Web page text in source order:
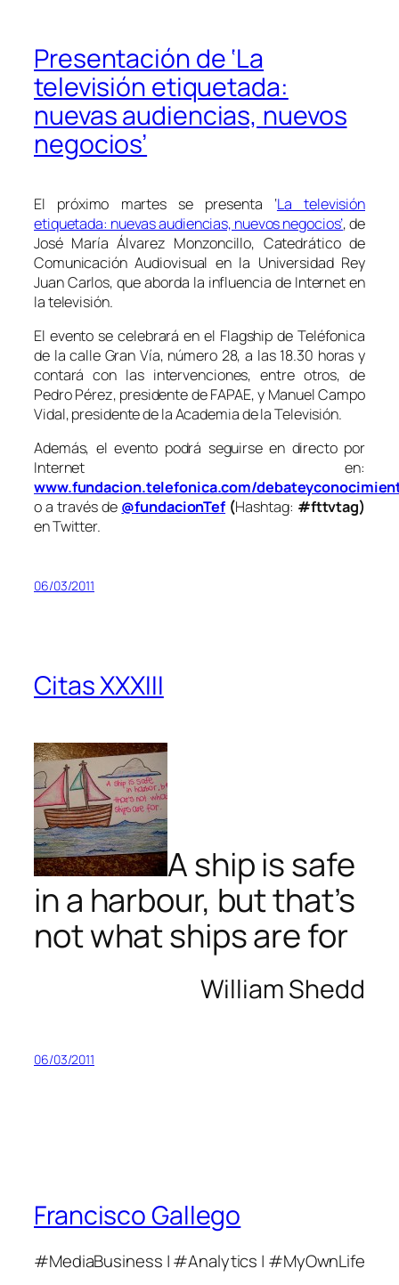
Presentación de ‘La
televisión etiquetada:
nuevas audiencias, nuevos
negocios’
El próximo martes se presenta ‘La televisión
etiquetada: nuevas audiencias, nuevos negocios’, de
José María Álvarez Monzoncillo, Catedrático de
Comunicación Audiovisual en la Universidad Rey
Juan Carlos, que aborda la influencia de Internet en
la televisión.
El evento se celebrará en el Flagship de Teléfonica
de la calle Gran Vía, número 28, a las 18.30 horas y
contará con las intervenciones, entre otros, de
Pedro Pérez, presidente de FAPAE, y Manuel Campo
Vidal, presidente de la Academia de la Televisión.
Además, el evento podrá seguirse en directo por
Internet en:
www.fundacion.telefonica.com/
o a través de @fundacionTef (Hashtag: #fttvtag)
en Twitter.
06/03/2011
Citas XXXIII
A ship is safe
in a harbour, but that’s
not what ships are for
William Shedd
06/03/2011
Francisco Gallego
#MediaBusiness | #Analytics | #MyOwnLife